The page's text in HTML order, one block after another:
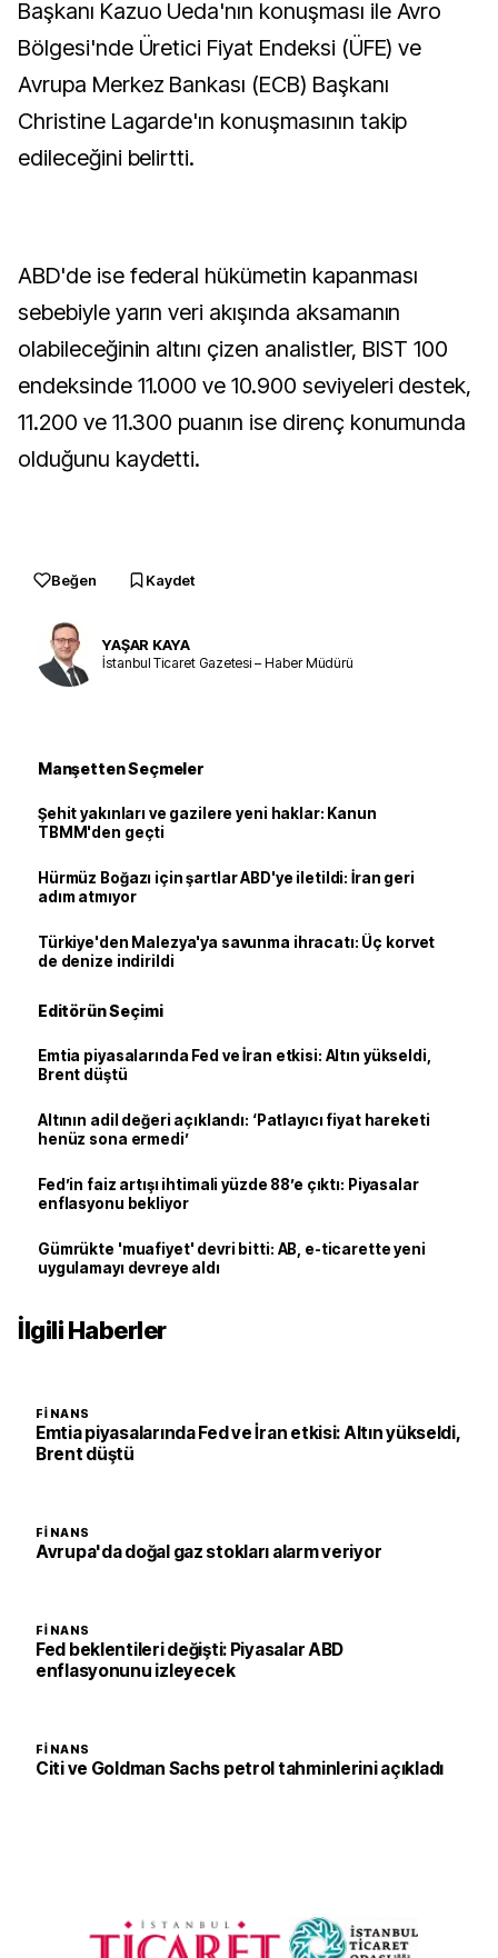
Başkanı Kazuo Ueda'nın konuşması ile Avro
Bölgesi'nde Üretici Fiyat Endeksi (ÜFE) ve
Avrupa Merkez Bankası (ECB) Başkanı
Christine Lagarde'ın konuşmasının takip
edileceğini belirtti.
ABD'de ise federal hükümetin kapanması
sebebiyle yarın veri akışında aksamanın
olabileceğinin altını çizen analistler, BIST 100
endeksinde 11.000 ve 10.900 seviyeleri destek,
11.200 ve 11.300 puanın ise direnç konumunda
olduğunu kaydetti.
Beğen Kaydet
YAŞAR KAYA
İstanbul Ticaret Gazetesi – Haber Müdürü
Manşetten Seçmeler
Şehit yakınları ve gazilere yeni haklar: Kanun
TBMM'den geçti
Hürmüz Boğazı için şartlar ABD'ye iletildi: İran geri
adım atmıyor
Türkiye'den Malezya'ya savunma ihracatı: Üç korvet
de denize indirildi
Editörün Seçimi
Emtia piyasalarında Fed ve İran etkisi: Altın yükseldi,
Brent düştü
Altının adil değeri açıklandı: ‘Patlayıcı fiyat hareketi
henüz sona ermedi’
Fed’in faiz artışı ihtimali yüzde 88’e çıktı: Piyasalar
enflasyonu bekliyor
Gümrükte 'muafiyet' devri bitti: AB, e-ticarette yeni
uygulamayı devreye aldı
İlgili Haberler
FINANS
Emtia piyasalarında Fed ve İran etkisi: Altın yükseldi,
Brent düştü
FINANS
Avrupa'da doğal gaz stokları alarm veriyor
FINANS
Fed beklentileri değişti: Piyasalar ABD
enflasyonunu izleyecek
FINANS
Citi ve Goldman Sachs petrol tahminlerini açıkladı